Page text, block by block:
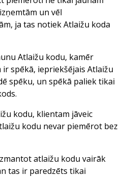
un vēl
ja tas notiek Atlaižu koda
Atlaižu kodu, kamēr
spēkā, iepriekšējais Atlaižu
spēku, un spēkā paliek tikai
kodu, klientam jāveic
kodu nevar piemērot bez
atlaižu kodu vairāk
tas ir paredzēts tikai